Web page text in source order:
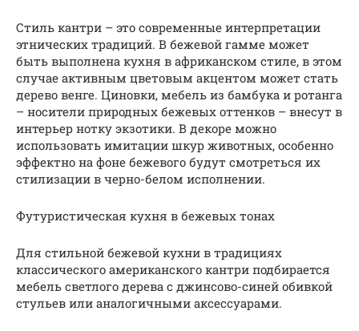
Стиль кантри – это современные интерпретации
этнических традиций. В бежевой гамме может
быть выполнена кухня в африканском стиле, в этом
случае активным цветовым акцентом может стать
дерево венге. Циновки, мебель из бамбука и ротанга
– носители природных бежевых оттенков – внесут в
интерьер нотку экзотики. В декоре можно
использовать имитации шкур животных, особенно
эффектно на фоне бежевого будут смотреться их
стилизации в черно-белом исполнении.
Футуристическая кухня в бежевых тонах
Для стильной бежевой кухни в традициях
классического американского кантри подбирается
мебель светлого дерева с джинсово-синей обивкой
стульев или аналогичными аксессуарами.